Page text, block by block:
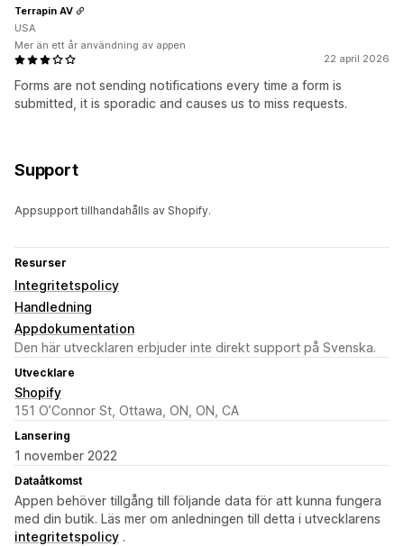
22 april 2026
Forms are not sending notifications every time a form is
submitted, it is sporadic and causes us to miss requests.
Terrapin AV
USA
Mer än ett år användning av appen
Support
Appsupport tillhandahålls av Shopify.
Resurser
Integritetspolicy
Handledning
Appdokumentation
Den här utvecklaren erbjuder inte direkt support på Svenska.
Utvecklare
Shopify
151 O’Connor St, Ottawa, ON, ON, CA
Lansering
1 november 2022
Dataåtkomst
Appen behöver tillgång till följande data för att kunna fungera
med din butik. Läs mer om anledningen till detta i utvecklarens
integritetspolicy .